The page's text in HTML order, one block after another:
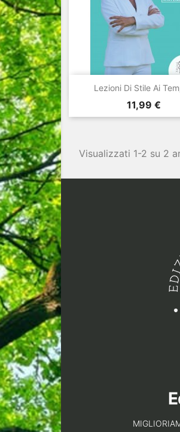
Lezioni Di Stile Ai
Prezzo
11,99 €
Anteprima
Visualizzati 1-2 su 2